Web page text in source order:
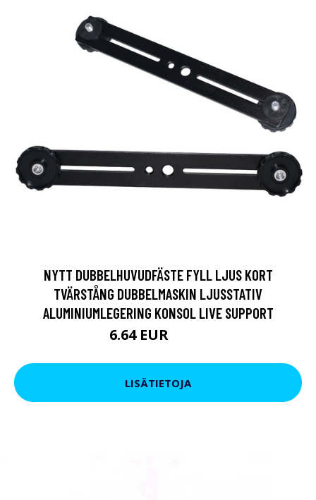
NYTT DUBBELHUVUDFÄSTE FYLL LJUS KORT
TVÄRSTÅNG DUBBELMASKIN LJUSSTATIV
ALUMINIUMLEGERING KONSOL LIVE SUPPORT
6.64 EUR
LISÄTIETOJA